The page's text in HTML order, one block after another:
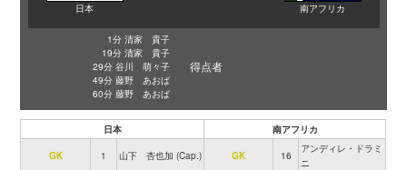
日本 南アフリカ
1分 清家 貴子
19分 清家 貴子
29分 谷川 萌々子
49分 藤野 あおば
60分 藤野 あおば
得点者
日本 南アフリカ
GK 1 山下 杏也加 (Cap.) GK 16
アンディレ・ドラミ
ニ